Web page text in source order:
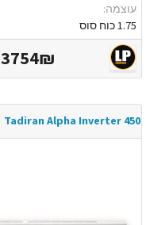
עוצמה:
1.75 כוח סוס
3754₪
Tadiran Alpha Inverter 450